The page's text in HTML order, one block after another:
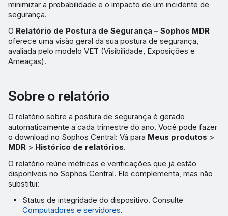
Ameaças
minimizar a probabilidade e o impacto de um incidente de
segurança.
O Relatório de Postura de Segurança – Sophos MDR
oferece uma visão geral da sua postura de segurança,
avaliada pelo modelo VET (Visibilidade, Exposições e
Ameaças).
Sobre o relatório
O relatório sobre a postura de segurança é gerado
automaticamente a cada trimestre do ano. Você pode fazer
o download no Sophos Central: Vá para Meus produtos >
MDR > Histórico de relatórios.
O relatório reúne métricas e verificações que já estão
disponíveis no Sophos Central. Ele complementa, mas não
substitui:
Status de integridade do dispositivo. Consulte
Computadores e servidores.